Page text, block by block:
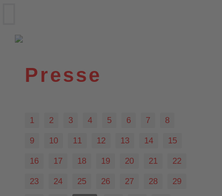
Presse
1 2 3 4 5 6 7 8
9 10 11 12 13 14 15
16 17 18 19 20 21 22
23 24 25 26 27 28 29